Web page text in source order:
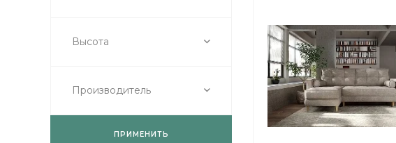
Высота
Производитель
ПРИМЕНИТЬ
ВЫИГРАЙ МЕБЕЛЬ
КРУТИ!